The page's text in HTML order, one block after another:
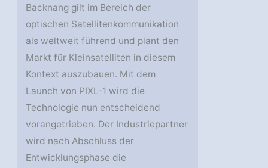
Backnang gilt im Bereich der
optischen Satellitenkommunikation
als weltweit führend und plant den
Markt für Kleinsatelliten in diesem
Kontext auszubauen. Mit dem
Launch von PIXL-1 wird die
Technologie nun entscheidend
vorangetrieben. Der Industriepartner
wird nach Abschluss der
Entwicklungsphase die